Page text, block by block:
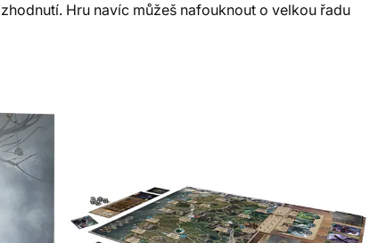
Hru navíc můžeš nafouknout o velkou řadu